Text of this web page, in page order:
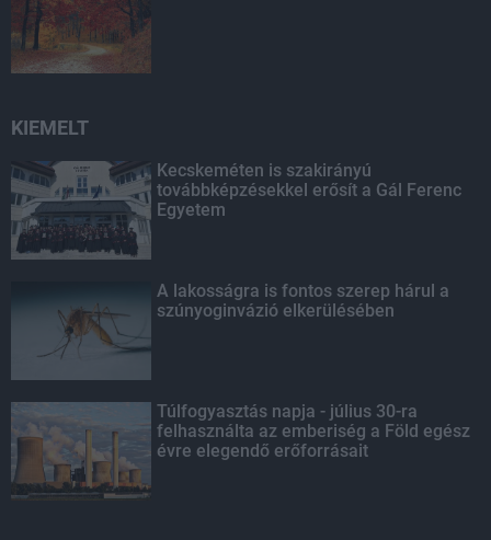
KIEMELT
Kecskeméten is szakirányú
továbbképzésekkel erősít a Gál Ferenc
Egyetem
A lakosságra is fontos szerep hárul a
szúnyoginvázió elkerülésében
Túlfogyasztás napja - július 30-ra
felhasználta az emberiség a Föld egész
évre elegendő erőforrásait